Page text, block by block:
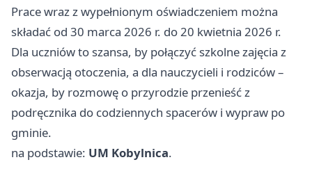
Prace wraz z wypełnionym oświadczeniem można
składać od 30 marca 2026 r. do 20 kwietnia 2026 r.
Dla uczniów to szansa, by połączyć szkolne zajęcia z
obserwacją otoczenia, a dla nauczycieli i rodziców –
okazja, by rozmowę o przyrodzie przenieść z
podręcznika do codziennych spacerów i wypraw po
gminie.
na podstawie: UM Kobylnica.